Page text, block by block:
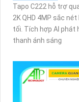
Tapo C222 hỗ trợ
2K QHD 4MP sắc
tối. Tích hợp AI phát hiện chuyển động và báo động bằng âm
thanh ánh sáng